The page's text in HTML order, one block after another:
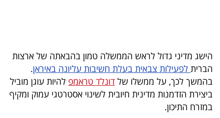
פודקאסט
40
UNDER
40
הישג מדיני גדול לראש הממשלה טמון בהבאתה של ארצות
הברית לפעילות צבאית בעלת חשיבות עליונה באיראן.
בהמשך לכך, על ממשלו של דונלד טראמפ להיות עוגן מוביל
ביצירת הזדמנות מדינית חיובית לשינוי אסטרטגי עמוק ומקיף
במזרח התיכון.